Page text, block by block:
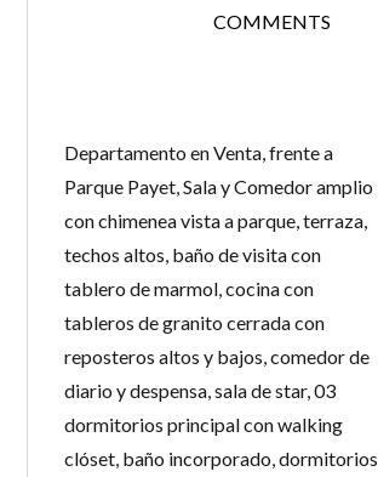
COMMENTS
Departamento en Venta, frente a
Parque Payet, Sala y Comedor amplio
con chimenea vista a parque, terraza,
techos altos, baño de visita con
tablero de marmol, cocina con
tableros de granito cerrada con
reposteros altos y bajos, comedor de
diario y despensa, sala de star, 03
dormitorios principal con walking
clóset, baño incorporado, dormitorios